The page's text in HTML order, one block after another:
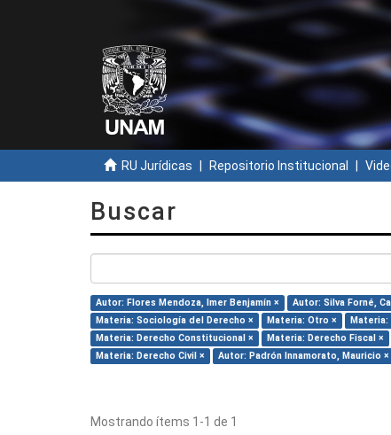
RU Jurídicas Repositorio Institucional
Buscar
Autor: Flores Mendoza, Imer Benjamín × Autor: Silva Forné,
Materia: Sociología del Derecho ×
Materia: Otro × Materia:
Materia: Derecho Constitucional ×
Materia: Derecho Fiscal ×
Materia: Derecho Civil ×
Autor: Padrón Innamorato, Mauricio ×
Mostrando ítems 1-1 de 1